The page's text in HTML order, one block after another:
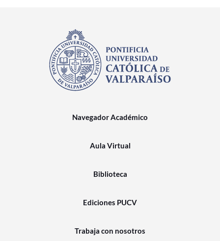
Navegador Académico
Aula Virtual
Biblioteca
Ediciones PUCV
Trabaja con nosotros